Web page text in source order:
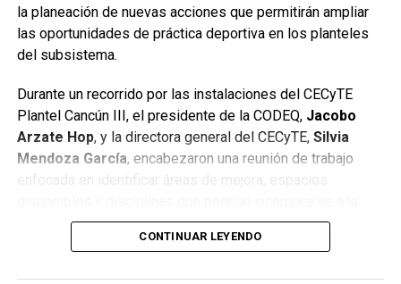
la planeación de nuevas acciones que permitirán ampliar
las oportunidades de práctica deportiva en los planteles
del subsistema.
Durante un recorrido por las instalaciones del CECyTE
Plantel Cancún III, el presidente de la CODEQ, Jacobo
Arzate Hop, y la directora general del CECyTE, Silvia
Mendoza García, encabezaron una reunión de trabajo
enfocada en identificar áreas de mejora, espacios
oferta extracurricular para fortalecer la formación integral
de la juventud quintanarroense.
CONTINUAR LEYENDO